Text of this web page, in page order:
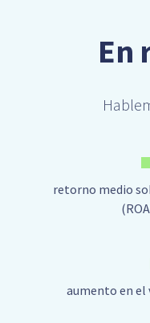
En
retorno medio
aumento en el